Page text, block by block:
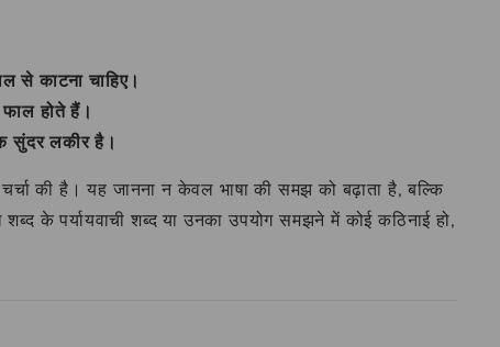
से काटना चाहिए।
फाल होते हैं।
सुंदर लकीर है।
की है। यह जानना न केवल भाषा की समझ को बढ़ाता है, बल्कि
के पर्यायवाची शब्द या उनका उपयोग समझने में कोई कठिनाई हो,